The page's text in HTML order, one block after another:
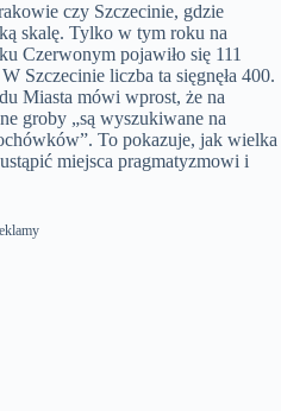
czy Szczecinie, gdzie
skalę. Tylko w tym roku na
Czerwonym pojawiło się 111
Szczecinie liczba ta sięgnęła 400.
Miasta mówi wprost, że na
groby „są wyszukiwane na
To pokazuje, jak wielka
miejsca pragmatyzmowi i